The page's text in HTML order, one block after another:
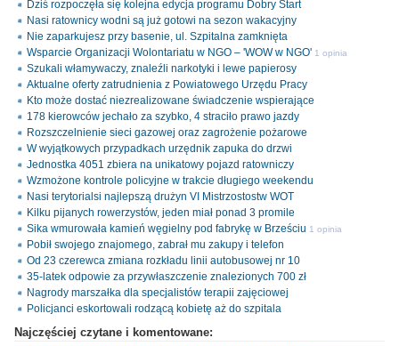
Dziś rozpoczęła się kolejna edycja programu Dobry Start
Nasi ratownicy wodni są już gotowi na sezon wakacyjny
Nie zaparkujesz przy basenie, ul. Szpitalna zamknięta
Wsparcie Organizacji Wolontariatu w NGO – 'WOW w NGO' 1 opinia
Szukali włamywaczy, znaleźli narkotyki i lewe papierosy
Aktualne oferty zatrudnienia z Powiatowego Urzędu Pracy
Kto może dostać niezrealizowane świadczenie wspierające
178 kierowców jechało za szybko, 4 straciło prawo jazdy
Rozszczelnienie sieci gazowej oraz zagrożenie pożarowe
W wyjątkowych przypadkach urzędnik zapuka do drzwi
Jednostka 4051 zbiera na unikatowy pojazd ratowniczy
Wzmożone kontrole policyjne w trakcie długiego weekendu
Nasi terytorialsi najlepszą drużyn VI Mistrzostostw WOT
Kilku pijanych rowerzystów, jeden miał ponad 3 promile
Sika wmurowała kamień węgielny pod fabrykę w Brześciu 1 opinia
Pobił swojego znajomego, zabrał mu zakupy i telefon
Od 23 czerewca zmiana rozkładu linii autobusowej nr 10
35-latek odpowie za przywłaszczenie znalezionych 700 zł
Nagrody marszałka dla specjalistów terapii zajęciowej
Policjanci eskortowali rodzącą kobietę aż do szpitala
Najczęściej czytane i komentowane: